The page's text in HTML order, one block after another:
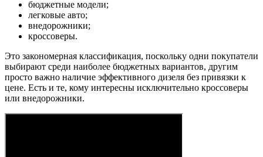
бюджетные модели;
легковые авто;
внедорожники;
кроссоверы.
Это закономерная классификация, поскольку одни покупатели
выбирают среди наиболее бюджетных вариантов, другим
просто важно наличие эффективного дизеля без привязки к
цене. Есть и те, кому интересны исключительно кроссоверы
или внедорожники.